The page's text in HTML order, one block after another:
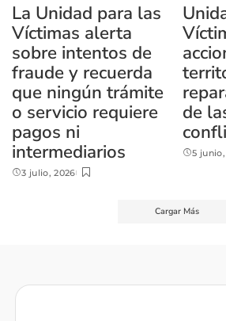
La Unidad para las
Víctimas alerta
sobre intentos de
fraude y recuerda
que ningún trámite
o servicio requiere
pagos ni
intermediarios
3 julio, 2026
de
5
Cargar Más